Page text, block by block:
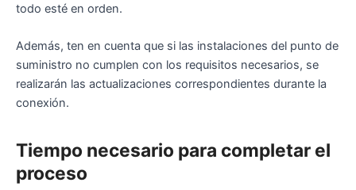
todo esté en orden.
Además, ten en cuenta que si las instalaciones del punto de
suministro no cumplen con los requisitos necesarios, se
realizarán las actualizaciones correspondientes durante la
conexión.
Tiempo necesario para completar el
proceso